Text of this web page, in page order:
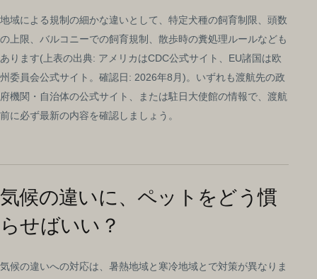
地域による規制の細かな違いとして、特定犬種の飼育制限、頭数
の上限、バルコニーでの飼育規制、散歩時の糞処理ルールなども
あります(上表の出典: アメリカはCDC公式サイト、EU諸国は欧
州委員会公式サイト。確認日: 2026年8月)。いずれも渡航先の政
府機関・自治体の公式サイト、または駐日大使館の情報で、渡航
前に必ず最新の内容を確認しましょう。
気候の違いに、ペットをどう慣
らせばいい？
気候の違いへの対応は、暑熱地域と寒冷地域とで対策が異なりま